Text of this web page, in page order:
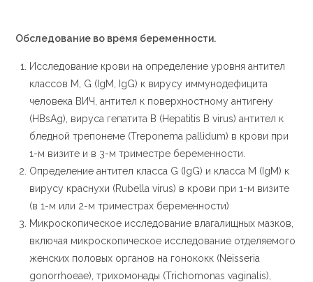
Обследование во время беременности.
Исследование крови на определение уровня антител
классов M, G (IgM, IgG) к вирусу иммунодефицита
человека ВИЧ, антител к поверхностному антигену
(HBsAg), вируса гепатита В (Hepatitis В virus) антител к
бледной трепонеме (Treponema pallidum) в крови при
1-м визите и в 3-м триместре беременности.
Определение антител класса G (IgG) и класса M (IgM) к
вирусу краснухи (Rubella virus) в крови при 1-м визите
(в 1-м или 2-м триместрах беременности)
Микроскопическое исследование влагалищных мазков,
включая микроскопическое исследование отделяемого
женских половых органов на гонококк (Neisseria
gonorrhoeae), трихомонады (Trichomonas vaginalis),